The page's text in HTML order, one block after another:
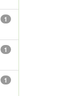
1
1
1